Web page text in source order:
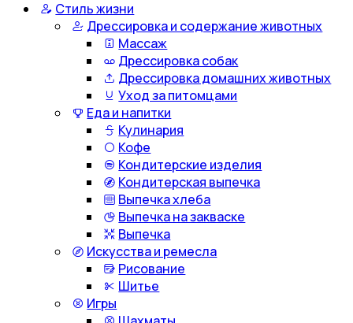
Стиль жизни
Дрессировка и содержание животных
Массаж
Дрессировка собак
Дрессировка домашних животных
Уход за питомцами
Еда и напитки
Кулинария
Кофе
Кондитерские изделия
Кондитерская выпечка
Выпечка хлеба
Выпечка на закваске
Выпечка
Искусства и ремесла
Рисование
Шитье
Игры